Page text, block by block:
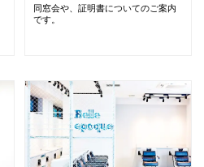
同窓会や、証明書についてのご案内
です。